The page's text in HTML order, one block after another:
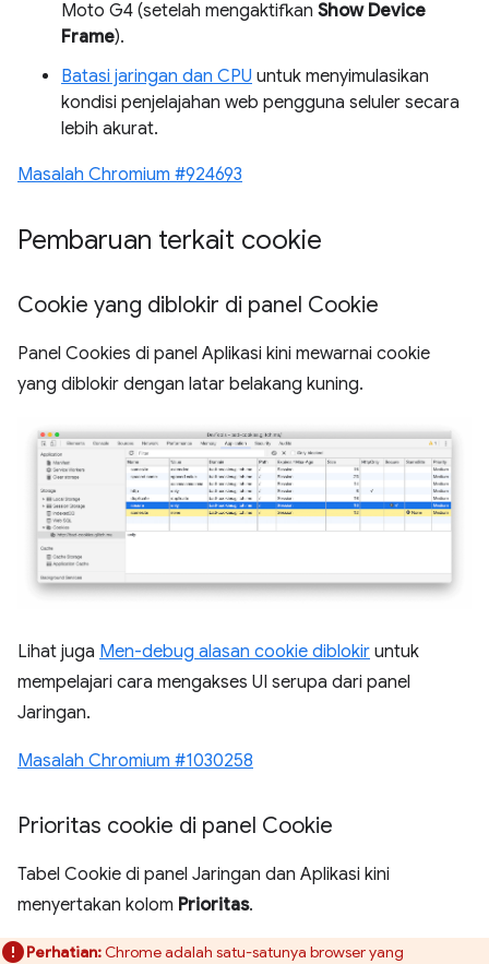
Moto G4 (setelah mengaktifkan Show Device
Frame).
Batasi jaringan dan CPU untuk menyimulasikan
kondisi penjelajahan web pengguna seluler secara
lebih akurat.
Masalah Chromium #924693
Pembaruan terkait cookie
Cookie yang diblokir di panel Cookie
Panel Cookies di panel Aplikasi kini mewarnai cookie
yang diblokir dengan latar belakang kuning.
Lihat juga Men-debug alasan cookie diblokir untuk
mempelajari cara mengakses UI serupa dari panel
Jaringan.
Masalah Chromium #1030258
Prioritas cookie di panel Cookie
Tabel Cookie di panel Jaringan dan Aplikasi kini
menyertakan kolom Prioritas.
Perhatian:Chrome adalah satu-satunya browser yang